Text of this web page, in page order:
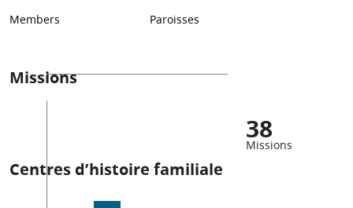
Members Paroisses
Missions
38
Missions
Centres d’histoire familiale